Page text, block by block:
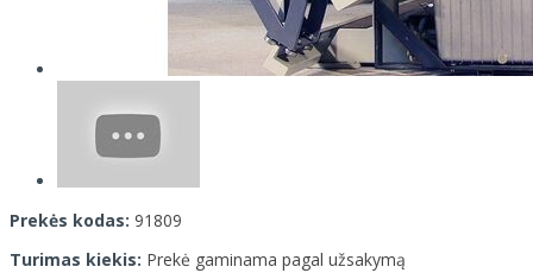
Prekės kodas: 91809
Turimas kiekis: Prekė gaminama pagal užsakymą